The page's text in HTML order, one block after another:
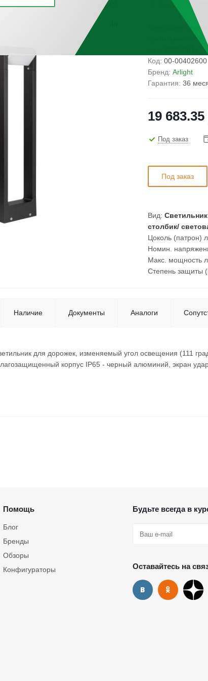
Категория товара:
светильник-
Код: 00-00402600
Бренд: Arlight
Гарантия: 36
19 683.35
Под заказ
Под заказ
Вид:
столбик/
Цоколь (патрон)
Номин.
Макс. мощность
Степень защиты
Наличие Документы Аналоги
для дорожек, изменяемый угол освещения (111
корпус IP65 - черный алюминий, экран
Помощь
Блог
Бренды
Обзоры
Конфигураторы
Будьте всегда в
Оставайтесь на